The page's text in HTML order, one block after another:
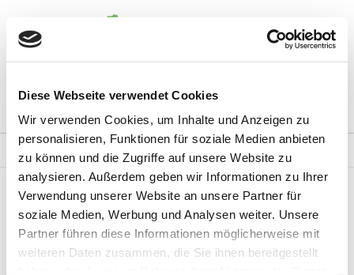
Diese Webseite verwendet Cookies
Wir verwenden Cookies, um Inhalte und Anzeigen zu
personalisieren, Funktionen für soziale Medien anbieten
zu können und die Zugriffe auf unsere Website zu
analysieren. Außerdem geben wir Informationen zu Ihrer
Verwendung unserer Website an unsere Partner für
soziale Medien, Werbung und Analysen weiter. Unsere
Partner führen diese Informationen möglicherweise mit
weiteren Daten zusammen, die Sie ihnen bereitgestellt
Inhalt
springen
Start Organigramm
Organigramm